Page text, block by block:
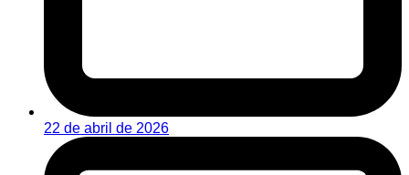
22 de abril de 2026